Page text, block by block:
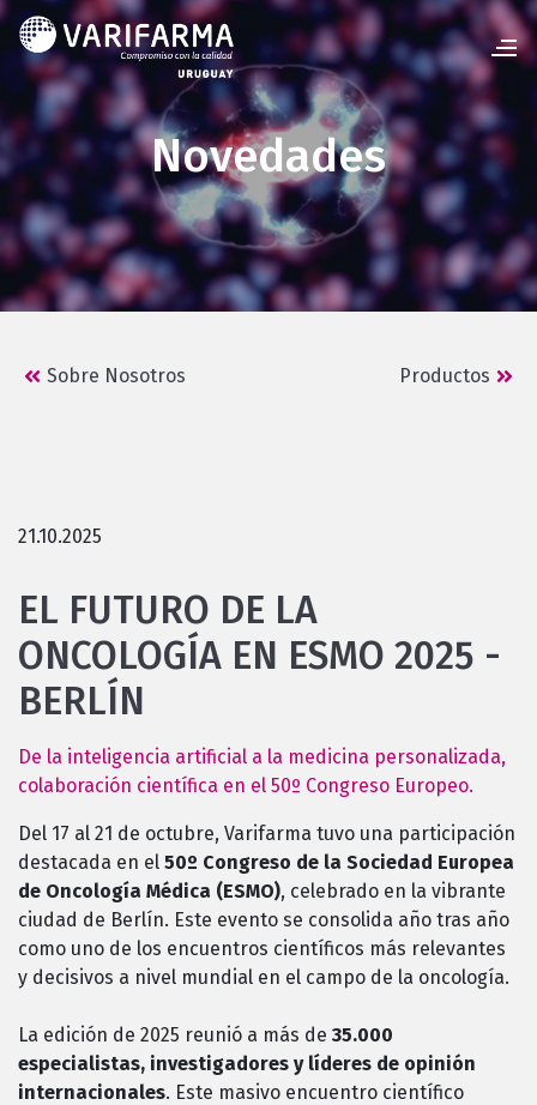
Novedades
Sobre Nosotros Productos
21.10.2025
EL FUTURO DE LA
ONCOLOGÍA EN ESMO 2025 -
BERLÍN
De la inteligencia artificial a la medicina personalizada,
colaboración científica en el 50º Congreso Europeo.
Del 17 al 21 de octubre, Varifarma tuvo una participación
destacada en el 50º Congreso de la Sociedad Europea
de Oncología Médica (ESMO), celebrado en la vibrante
ciudad de Berlín. Este evento se consolida año tras año
como uno de los encuentros científicos más relevantes
y decisivos a nivel mundial en el campo de la oncología.
La edición de 2025 reunió a más de 35.000
especialistas, investigadores y líderes de opinión
internacionales. Este masivo encuentro científico